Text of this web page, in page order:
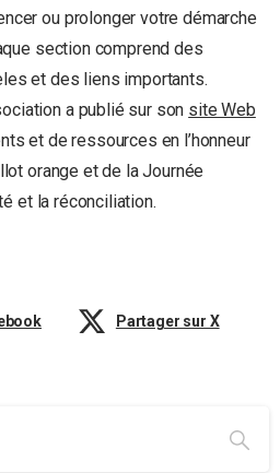
ou prolonger votre démarche
section comprend des
et des liens importants.
a publié sur son site Web
et de ressources en l’honneur
orange et de la Journée
et la réconciliation.
Partager sur X